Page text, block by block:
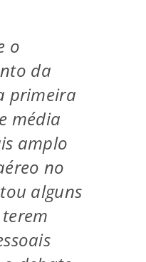
o
da
primeira
média
amplo
no
alguns